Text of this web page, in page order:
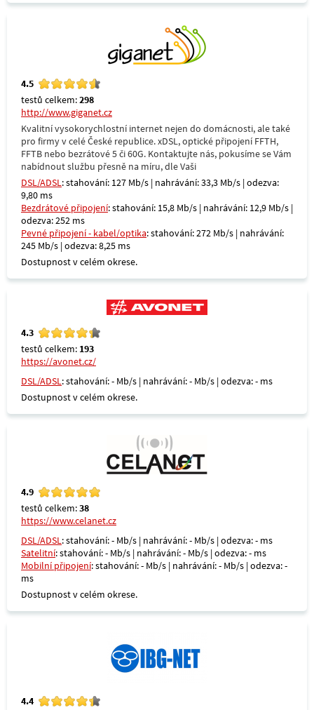
4.5
testů celkem:298
http://www.giganet.cz
Kvalitní vysokorychlostní internet nejen do domácnosti, ale také
pro firmy v celé České republice. xDSL, optické připojení FFTH,
FFTB nebo bezrátové 5 či 60G. Kontaktujte nás, pokusíme se Vám
nabídnout službu přesně na míru, dle Vaši
DSL/ADSL: stahování: 127 Mb/s | nahrávání: 33,3 Mb/s | odezva:
9,80 ms
Bezdrátové připojení: stahování: 15,8 Mb/s | nahrávání: 12,9 Mb/s |
odezva: 252 ms
Pevné připojení - kabel/optika: stahování: 272 Mb/s | nahrávání:
245 Mb/s | odezva: 8,25 ms
Dostupnost v celém okrese.
4.3
testů celkem: 193
https://avonet.cz/
DSL/ADSL: stahování: - Mb/s | nahrávání: - Mb/s | odezva: - ms
Dostupnost v celém okrese.
4.9
testů celkem:38
https://www.celanet.cz
DSL/ADSL: stahování: - Mb/s | nahrávání: - Mb/s | odezva: - ms
Satelitní: stahování: - Mb/s | nahrávání: - Mb/s | odezva: - ms
Mobilní připojení: stahování: - Mb/s | nahrávání: - Mb/s | odezva: -
ms
Dostupnost v celém okrese.
4.4